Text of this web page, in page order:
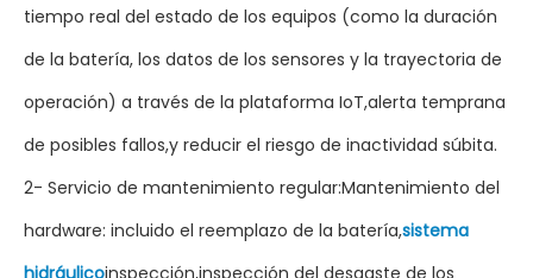
tiempo real del estado de los equipos (como la duración
de la batería, los datos de los sensores y la trayectoria de
operación) a través de la plataforma IoT,alerta temprana
de posibles fallos,y reducir el riesgo de inactividad súbita.
2- Servicio de mantenimiento regular:Mantenimiento del
hardware: incluido el reemplazo de la batería,sistema
hidráulicoinspección,inspección del desgaste de los